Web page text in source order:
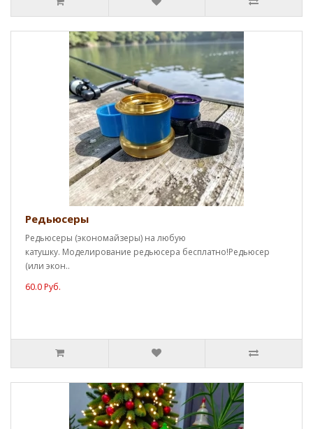
Редьюсеры
Редьюсеры (экономайзеры) на любую
катушку. Моделирование редьюсера бесплатно!Редьюсер
(или экон..
60.0 Руб.